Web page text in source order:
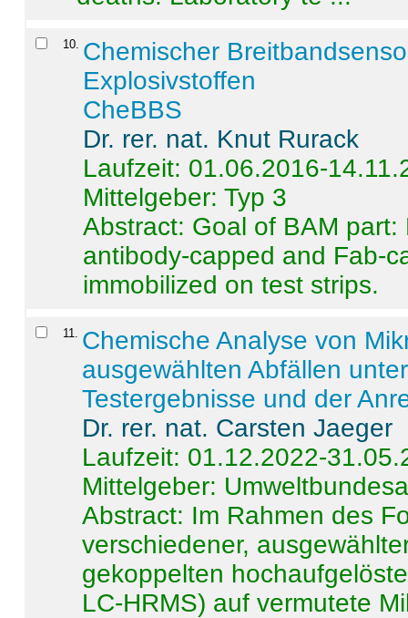
10 Chemischer
Explosivstoffen
CheBBS
Dr. rer. nat. Knut Rurack
Laufzeit: 01.06.2016-
Mittelgeber: Typ 3
Abstract: Goal of BAM
antibody-capped and Fab-
immobilized on test strips.
11
Chemische Analyse von
ausgewählten Abfällen
Testergebnisse und der
Dr. rer. nat. Carsten Jaeger
Laufzeit: 01.12.2022-
Mittelgeber:
Abstract: Im Rahmen des
verschiedener,
gekoppelten
LC-HRMS) auf vermutete